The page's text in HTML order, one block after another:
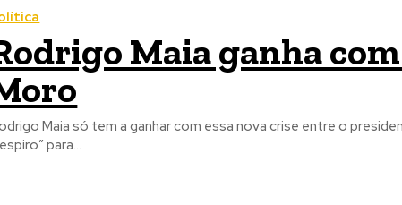
Maia ganha
Maia só tem a ganhar com essa nova crise entre o
para...